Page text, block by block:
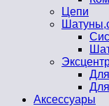
Цепи
Аксессуары